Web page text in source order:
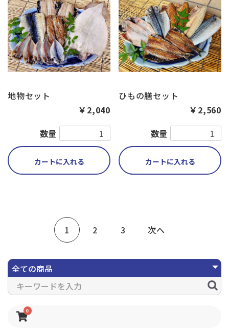
0
地物セット
￥2,040
数量
カートに入れる
ひもの膳セット
￥2,560
数量
カートに入れる
1 2 3 次へ